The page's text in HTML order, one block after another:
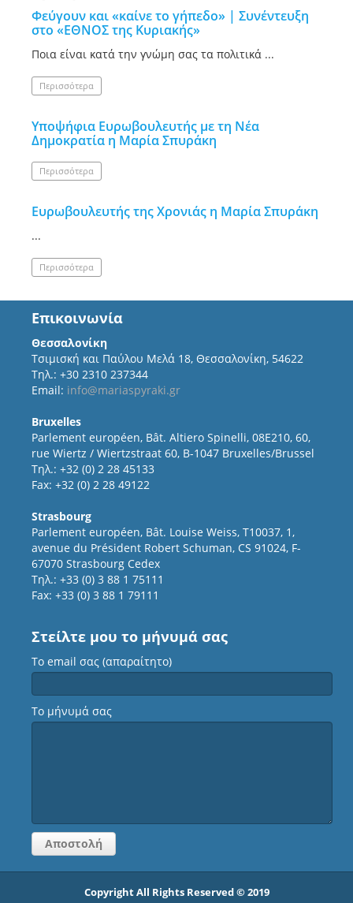
Φεύγουν και «καίνε το γήπεδο» | Συνέντευξη
στο «ΕΘΝΟΣ της Κυριακής»
Ποια είναι κατά την γνώμη σας τα πολιτικά ...
Περισσότερα
Υποψήφια Ευρωβουλευτής με τη Νέα
Δημοκρατία η Μαρία Σπυράκη
Περισσότερα
Ευρωβουλευτής της Χρονιάς η Μαρία Σπυράκη
...
Περισσότερα
Επικοινωνία
Θεσσαλονίκη
Τσιμισκή και Παύλου Μελά 18, Θεσσαλονίκη, 54622
Τηλ.: +30 2310 237344
Email: info@mariaspyraki.gr
Bruxelles
Parlement européen, Bât. Altiero Spinelli, 08E210, 60,
rue Wiertz / Wiertzstraat 60, B-1047 Bruxelles/Brussel
Τηλ.: +32 (0) 2 28 45133
Fax: +32 (0) 2 28 49122
Strasbourg
Parlement européen, Bât. Louise Weiss, T10037, 1,
avenue du Président Robert Schuman, CS 91024, F-
67070 Strasbourg Cedex
Τηλ.: +33 (0) 3 88 1 75111
Fax: +33 (0) 3 88 1 79111
Στείλτε μου το μήνυμά σας
Το email σας (απαραίτητο)
Το μήνυμά σας
Copyright All Rights Reserved © 2019